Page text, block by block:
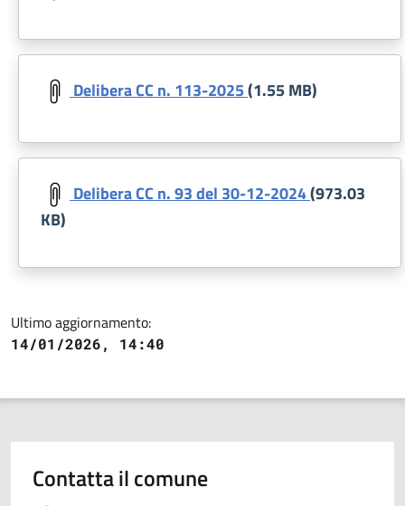
Document
Delibera CC n. 113-2025(1.55 MB)
Document
Delibera CC n. 93 del 30-12-2024(973.03
KB)
Ultimo aggiornamento:
14/01/2026, 14:40
Contatta il comune